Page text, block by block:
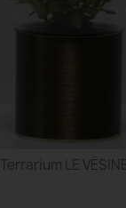
Terrarium LE